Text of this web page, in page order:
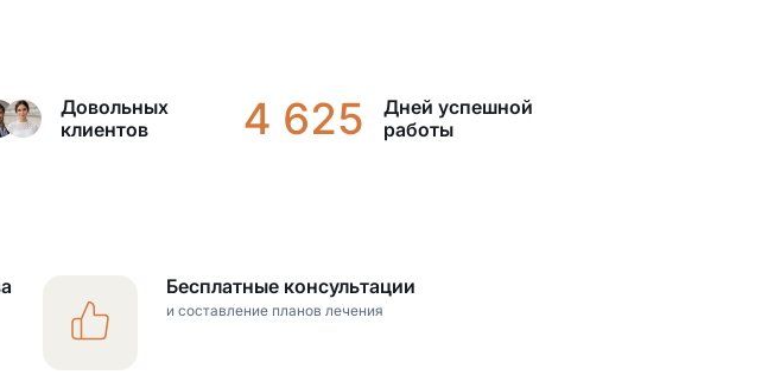
Довольных
клиентов
4 625
Дней успешной
работы
Бесплатные консультации
и составление планов лечения